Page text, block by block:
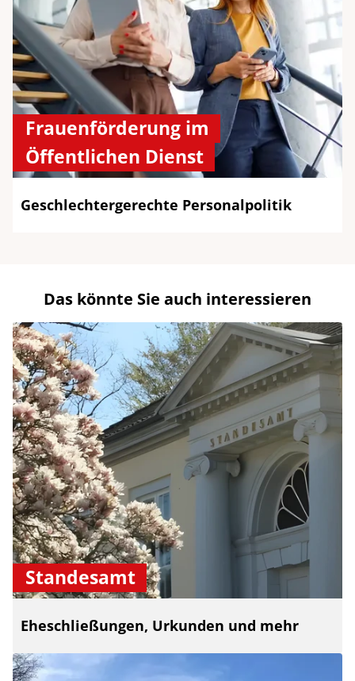
Frauenförderung im
Öffentlichen Dienst
Geschlechtergerechte Personalpolitik
Das könnte Sie auch interessieren
Standesamt
Eheschließungen, Urkunden und mehr